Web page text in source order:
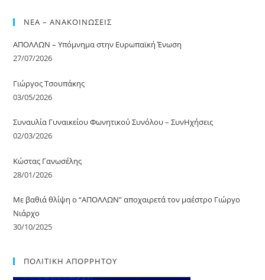
ΝΕΑ – ΑΝΑΚΟΙΝΩΣΕΙΣ
ΑΠΟΛΛΩΝ – Υπόμνημα στην Ευρωπαϊκή Ένωση
27/07/2026
Γιώργος Τσουπάκης
03/05/2026
Συναυλία Γυναικείου Φωνητικού Συνόλου – ΣυνΗχήσεις
02/03/2026
Κώστας Γανωσέλης
28/01/2026
Με βαθιά θλίψη o “ΑΠΟΛΛΩΝ” αποχαιρετά τον μαέστρο Γιώργο
Νιάρχο
30/10/2025
ΠΟΛΙΤΙΚΗ ΑΠΟΡΡΗΤΟΥ